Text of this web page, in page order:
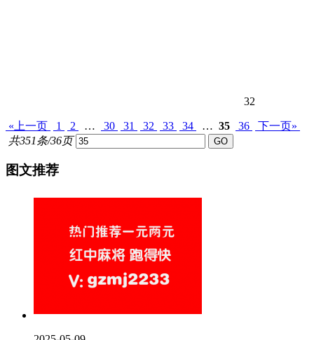
32
«上一页 1 2 … 30 31 32 33 34 … 35 36
下一页»
共351条/36页
图文推荐